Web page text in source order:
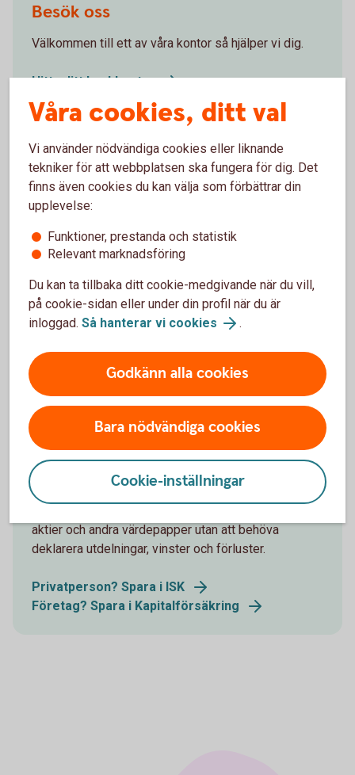
Besök oss
Välkommen till ett av våra kontor så hjälper vi dig.
Hitta ditt bankkontor
Vanliga frågor och svar
Är det någon fast kostnad för att ha
Värdepapperstjänst Bas?
Vilka värdepapper kan jag handla?
Måste jag handla via internet?
Förmånligt sparande
aktier och andra värdepapper utan att behöva
deklarera utdelningar, vinster och förluster.
Privatperson? Spara i ISK
Företag? Spara i Kapitalförsäkring
Våra cookies, ditt val
Vi använder nödvändiga cookies eller liknande
tekniker för att webbplatsen ska fungera för dig. Det
finns även cookies du kan välja som förbättrar din
upplevelse:
Funktioner, prestanda och statistik
Relevant marknadsföring
Du kan ta tillbaka ditt cookie-medgivande när du vill,
på cookie-sidan eller under din profil när du är
inloggad. Så hanterar vi cookies .
Godkänn alla cookies
Bara nödvändiga cookies
Cookie-inställningar